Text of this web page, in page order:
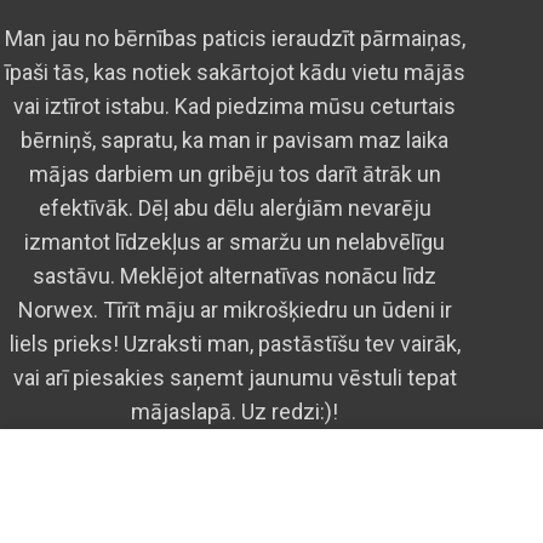
Man jau no bērnības paticis ieraudzīt pārmaiņas,
īpaši tās, kas notiek sakārtojot kādu vietu mājās
vai iztīrot istabu. Kad piedzima mūsu ceturtais
bērniņš, sapratu, ka man ir pavisam maz laika
mājas darbiem un gribēju tos darīt ātrāk un
efektīvāk. Dēļ abu dēlu alerģiām nevarēju
izmantot līdzekļus ar smaržu un nelabvēlīgu
sastāvu. Meklējot alternatīvas nonācu līdz
Norwex. Tīrīt māju ar mikrošķiedru un ūdeni ir
liels prieks! Uzraksti man, pastāstīšu tev vairāk,
vai arī piesakies saņemt jaunumu vēstuli tepat
mājaslapā. Uz redzi:)!